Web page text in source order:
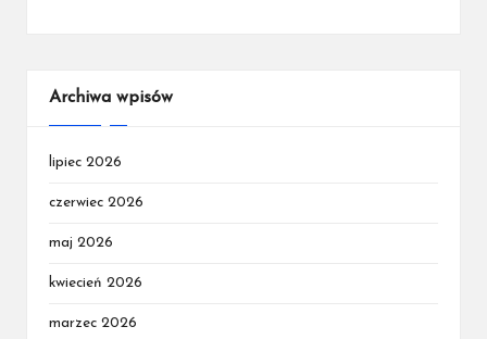
Archiwa wpisów
lipiec 2026
czerwiec 2026
maj 2026
kwiecień 2026
marzec 2026